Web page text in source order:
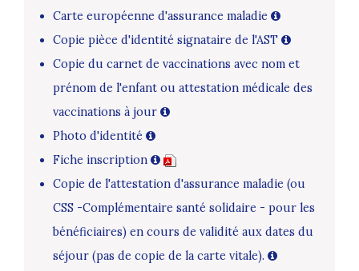
Carte européenne d'assurance maladie
Copie pièce d'identité signataire de l'AST
Copie du carnet de vaccinations avec nom et
prénom de l'enfant ou attestation médicale des
vaccinations à jour
Photo d'identité
Fiche inscription
Copie de l'attestation d'assurance maladie (ou
CSS -Complémentaire santé solidaire - pour les
bénéficiaires) en cours de validité aux dates du
séjour (pas de copie de la carte vitale).